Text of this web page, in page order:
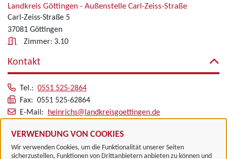
VERWENDUNG VON COOKIES
Wir verwenden Cookies, um die Funktionalität unserer Seiten
sicherzustellen, Funktionen von Drittanbietern anbieten zu können und
Landkreis Göttingen - Außenstelle Carl-Zeiss-Straße
Carl-Zeiss-Straße 5
37081 Göttingen
Zimmer: 3.10
Kontakt
Tel.: 0551 525-2864
Fax: 0551 525-62864
E-Mail:
heinrichs@landkreisgoettingen.de
Alle zugeordneten Einrichtungen